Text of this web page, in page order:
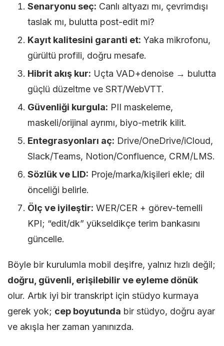
Senaryonu seç: Canlı altyazı mı, çevrimdışı
taslak mı, bulutta post-edit mi?
Kayıt kalitesini garanti et: Yaka mikrofonu,
gürültü profili, doğru mesafe.
Hibrit akış kur: Uçta VAD+denoise → bulutta
güçlü düzeltme ve SRT/WebVTT.
Güvenliği kurgula: PII maskeleme,
maskeli/orijinal ayrımı, biyo-metrik kilit.
Entegrasyonları aç: Drive/OneDrive/iCloud,
Slack/Teams, Notion/Confluence, CRM/LMS.
Sözlük ve LID: Proje/marka/kişileri ekle; dil
önceliği belirle.
Ölç ve iyileştir: WER/CER + görev-temelli
KPI; “edit/dk” yükseldikçe terim bankasını
güncelle.
Böyle bir kurulumla mobil deşifre, yalnız hızlı değil;
doğru, güvenli, erişilebilir ve eyleme dönük
olur. Artık iyi bir transkript için stüdyo kurmaya
gerek yok; cep boyutunda bir stüdyo, doğru ayar
ve akışla her zaman yanınızda.